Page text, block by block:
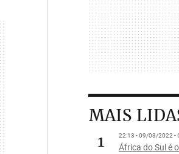
MAIS
1
22:13 - 09/03/2022 -
África do Sul é